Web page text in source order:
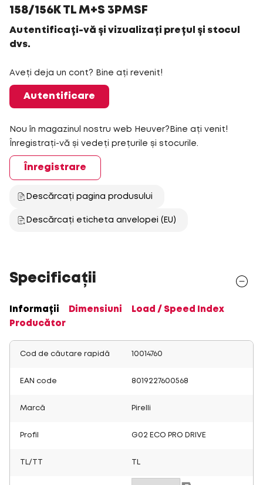
158/156K TL M+S 3PMSF
Autentificați-vă și vizualizați prețul și stocul
dvs.
Aveți deja un cont? Bine ați revenit!
Autentificare
Nou în magazinul nostru web Heuver?Bine ați venit!
Înregistrați-vă și vedeți prețurile și stocurile.
Înregistrare
Descărcați pagina produsului
Descărcați eticheta anvelopei (EU)
Specificații
Informații Dimensiuni
Load / Speed Index
Producător
Cod de căutare rapidă 10014760
EAN code 8019227600568
Marcă Pirelli
Profil G02 ECO PRO DRIVE
TL/TT